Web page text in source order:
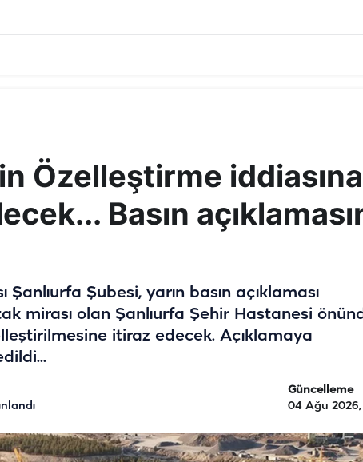
Özelleştirme iddiasına
Basın
Şubesi, yarın basın açıklaması
mirası olan Şanlıurfa Şehir Hastanesi
itiraz edecek. Açıklamaya
Güncelleme
04 Ağu 2026,